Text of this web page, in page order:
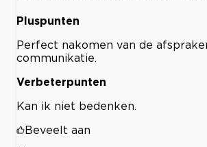
Pluspunten
Perfect nakomen van de
communikatie.
Verbeterpunten
Kan ik niet bedenken.
Beveelt aan